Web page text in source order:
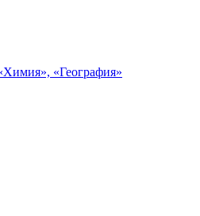
«География»